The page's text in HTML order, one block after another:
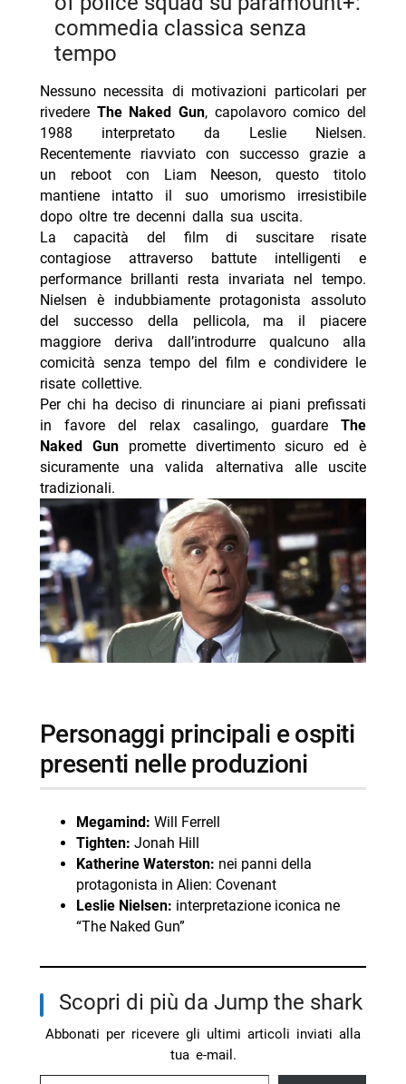
commedia classica senza
tempo
Nessuno necessita di motivazioni particolari per
rivedere The Naked Gun, capolavoro comico del
1988 interpretato da Leslie Nielsen.
Recentemente riavviato con successo grazie a
un reboot con Liam Neeson, questo titolo
mantiene intatto il suo umorismo irresistibile
dopo oltre tre decenni dalla sua uscita.
La capacità del film di suscitare risate
contagiose attraverso battute intelligenti e
performance brillanti resta invariata nel tempo.
Nielsen è indubbiamente protagonista assoluto
del successo della pellicola, ma il piacere
maggiore deriva dall’introdurre qualcuno alla
comicità senza tempo del film e condividere le
risate collettive.
Per chi ha deciso di rinunciare ai piani prefissati
in favore del relax casalingo, guardareThe
Naked Gunpromette divertimento sicuro ed è
sicuramente una valida alternativa alle uscite
tradizionali.
personaggi principali e ospiti
presenti nelle produzioni
Megamind: Will Ferrell
Tighten: Jonah Hill
Katherine Waterston: nei panni della
protagonista in Alien: Covenant
Leslie Nielsen: interpretazione iconica ne
“The Naked Gun”
Scopri di più da Jump the shark
Abbonati per ricevere gli ultimi articoli inviati alla
tua e-mail.
Digita la tua e-mail...